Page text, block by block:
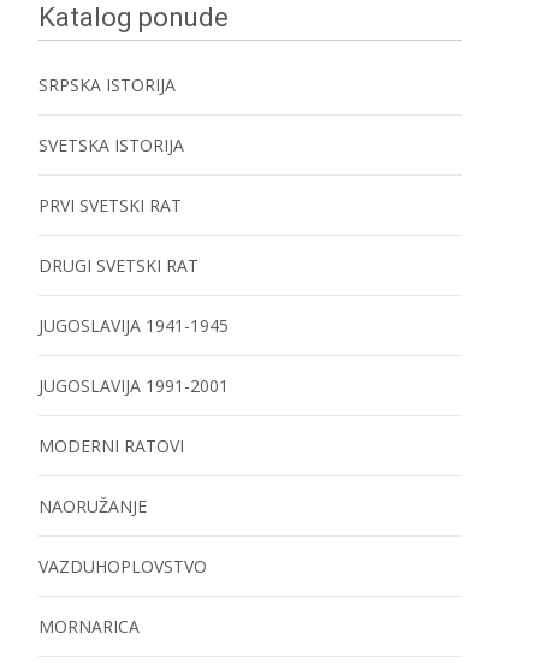
Katalog ponude
SRPSKA ISTORIJA
SVETSKA ISTORIJA
PRVI SVETSKI RAT
DRUGI SVETSKI RAT
JUGOSLAVIJA 1941-1945
JUGOSLAVIJA 1991-2001
MODERNI RATOVI
NAORUŽANJE
VAZDUHOPLOVSTVO
MORNARICA